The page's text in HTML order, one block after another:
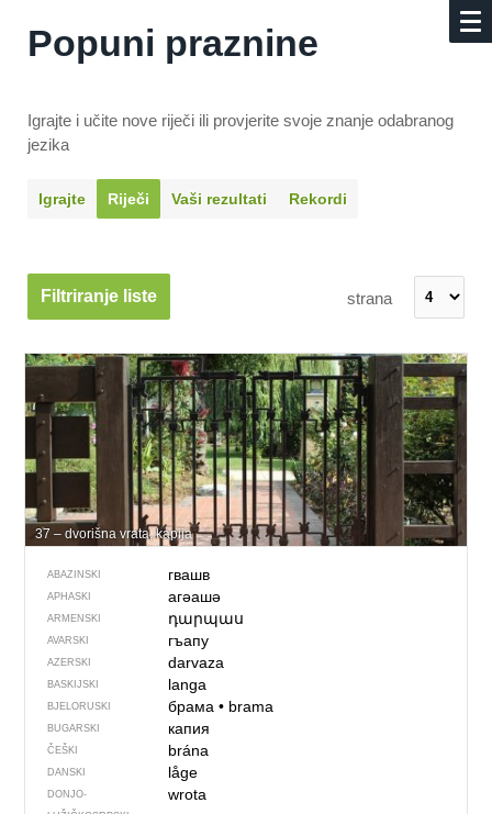
Popuni praznine
Igrajte i učite nove riječi ili provjerite svoje znanje odabranog
jezika
Igrajte Riječi Vaši rezultati Rekordi
Filtriranje liste strana
37 – dvorišna vrata, kapija
ABAZINSKI гвашв
APHASKI агәашә
ARMENSKI դարպաս
AVARSKI гъапу
AZERSKI darvaza
BASKIJSKI langa
BJELORUSKI брама• brama
BUGARSKI капия
ČEŠKI brána
DANSKI låge
DONJO­
wrota